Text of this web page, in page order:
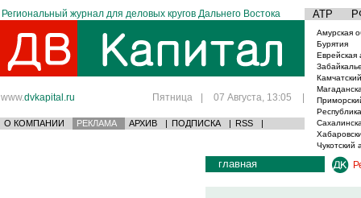
Региональный журнал для деловых кругов Дальнего Востока АТР
www.dvkapital.ru Пятница | 07 Августа, 13:05 |
О КОМПАНИИ РЕКЛАМА АРХИВ | ПОДПИСКА | RSS |
Амурская
Бурятия
Еврейская
Чукотский
главная